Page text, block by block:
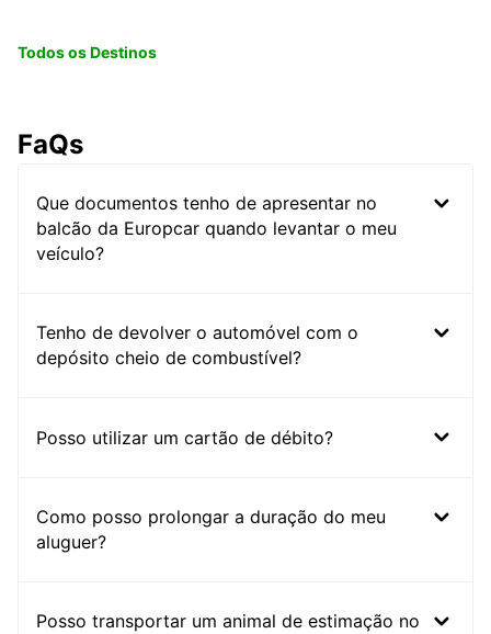
Todos os Destinos
FaQs
Que documentos tenho de apresentar no
balcão da Europcar quando levantar o meu
veículo?
Tenho de devolver o automóvel com o
depósito cheio de combustível?
Posso utilizar um cartão de débito?
Como posso prolongar a duração do meu
aluguer?
Posso transportar um animal de estimação no